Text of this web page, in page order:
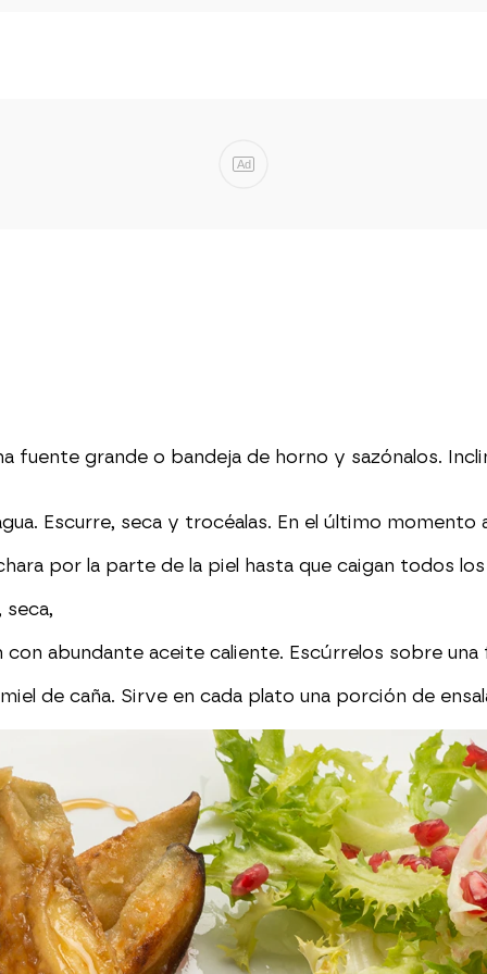
Ad
fuente grande o bandeja de horno y sazónalos.
Escurre, seca y trocéalas. En el último momento
por la parte de la piel hasta que caigan todos
seca,
abundante aceite caliente. Escúrrelos sobre
de caña. Sirve en cada plato una porción de